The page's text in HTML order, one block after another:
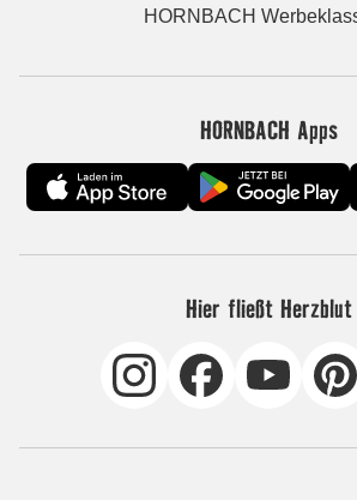
HORNBACH
HORNBACH Apps
Hier fließt Herzblut